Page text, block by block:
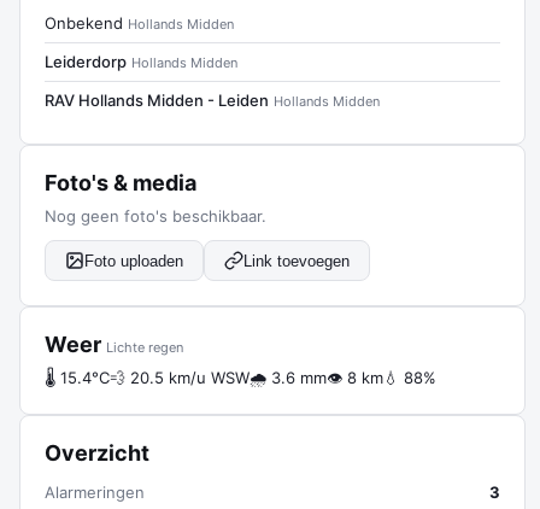
Onbekend Hollands Midden
Leiderdorp Hollands Midden
RAV Hollands Midden - Leiden Hollands Midden
Foto's & media
Nog geen foto's beschikbaar.
Foto uploaden Link toevoegen
Weer Lichte regen
🌡 15.4°C💨 20.5 km/u WSW🌧 3.6 mm👁 8 km💧 88%
Overzicht
Alarmeringen
3